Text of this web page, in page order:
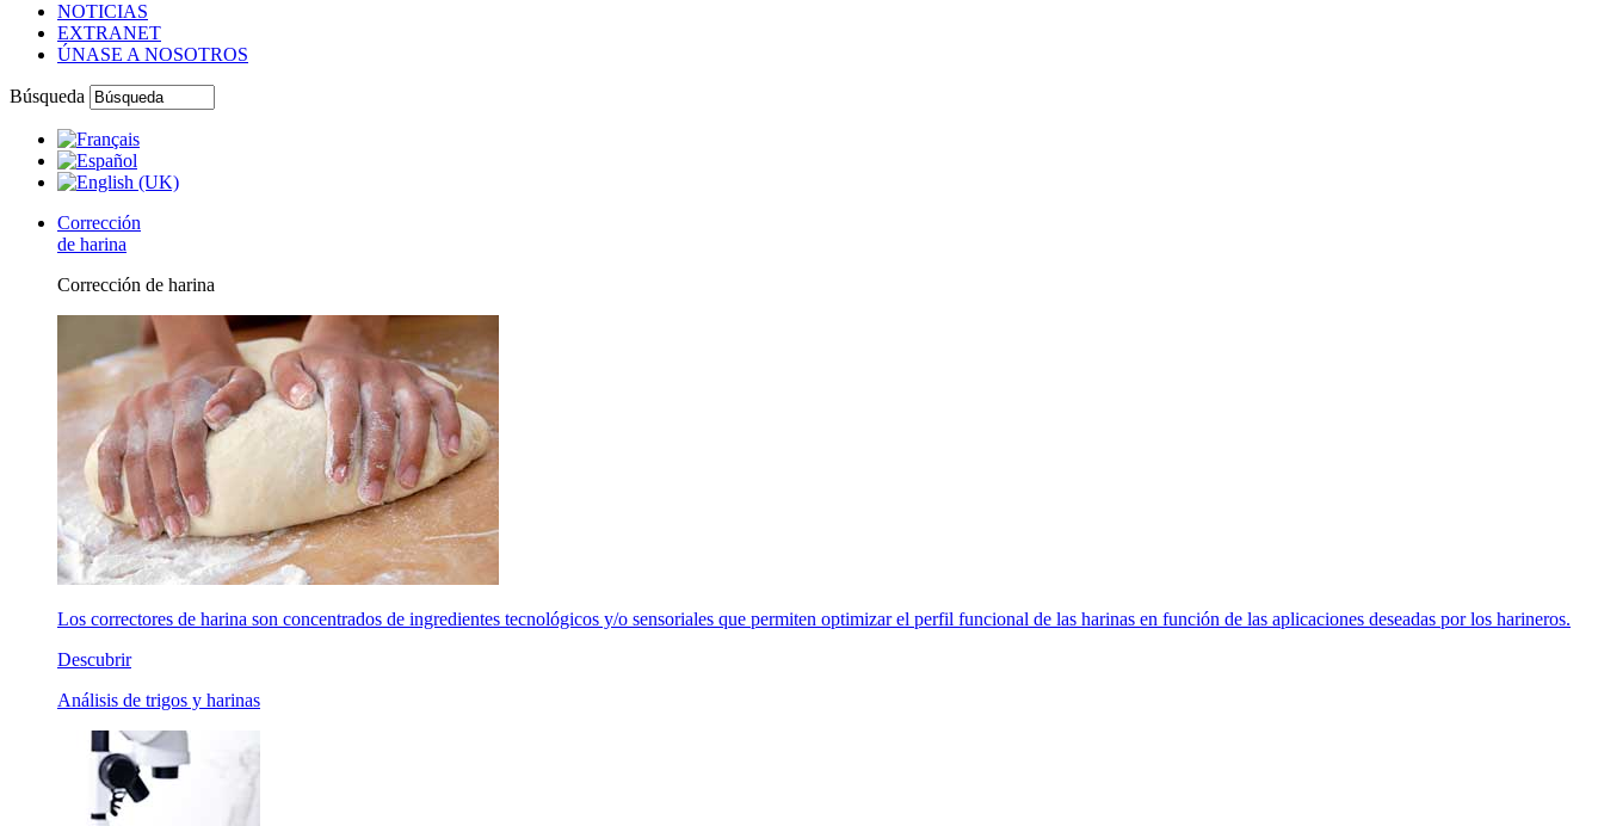
NOTICIAS
EXTRANET
ÚNASE A NOSOTROS
Búsqueda
Corrección
de harina
Corrección de harina
Los correctores de harina son concentrados de ingredientes tecnológicos y/o sensoriales que permiten optimizar el perfil funcional de las harinas en función de las aplicaciones deseadas por los harineros.
Descubrir
Análisis de trigos y harinas